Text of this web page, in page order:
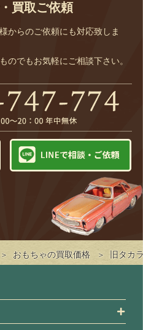
おもちゃの買取価格 旧タカ
買取ご依頼
からのご依頼にも対応致しま
のでもお気軽にご相談下さい。